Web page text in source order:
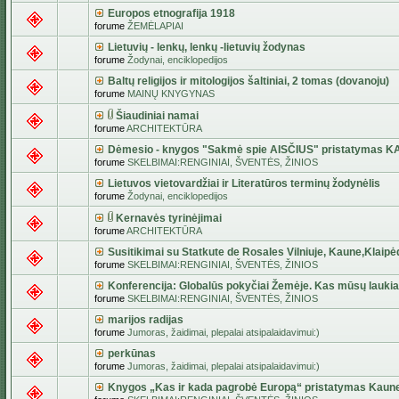
Europos etnografija 1918
forume ŽEMĖLAPIAI
Lietuvių - lenkų, lenkų -lietuvių žodynas
forume Žodynai, enciklopedijos
Baltų religijos ir mitologijos šaltiniai, 2 tomas (dovanoju)
forume MAINŲ KNYGYNAS
Šiaudiniai namai
forumeARCHITEKTŪRA
Dėmesio - knygos "Sakmė spie AISČIUS" pristatymas
forume SKELBIMAI:RENGINIAI, ŠVENTĖS, ŽINIOS
Lietuvos vietovardžiai ir Literatūros terminų žodynėlis
forume Žodynai, enciklopedijos
Kernavės tyrinėjimai
forumeARCHITEKTŪRA
Susitikimai su Statkute de Rosales Vilniuje,
forume SKELBIMAI:RENGINIAI, ŠVENTĖS, ŽINIOS
Konferencija: Globalūs pokyčiai Žemėje. Kas mūsų
forume SKELBIMAI:RENGINIAI, ŠVENTĖS, ŽINIOS
marijos radijas
forume Jumoras, žaidimai, plepalai atsipalaidavimui:)
perkūnas
forume Jumoras, žaidimai, plepalai atsipalaidavimui:)
Knygos „Kas ir kada pagrobė Europą“ pristatymas